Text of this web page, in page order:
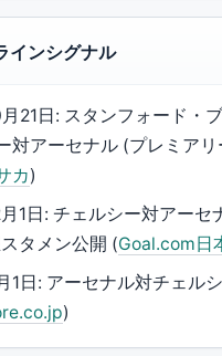
インシグナル
21日: スタンフォード・
対アーセナル (プレミア
カ)
1日: チェルシー対アーセ
タメン公開 (Goal.com日
1日: アーセナル対チェル
)